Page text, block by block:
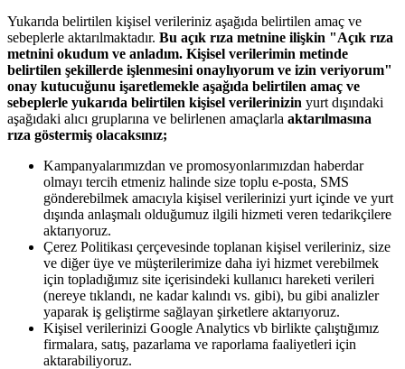
Yukarıda belirtilen kişisel verileriniz aşağıda belirtilen amaç ve
sebeplerle aktarılmaktadır. Bu açık rıza metnine ilişkin "Açık rıza
metnini okudum ve anladım. Kişisel verilerimin metinde
belirtilen şekillerde işlenmesini onaylıyorum ve izin veriyorum"
onay kutucuğunu işaretlemekle aşağıda belirtilen amaç ve
sebeplerle yukarıda belirtilen kişisel verilerinizin yurt dışındaki
aşağıdaki alıcı gruplarına ve belirlenen amaçlarla aktarılmasına
rıza göstermiş olacaksınız;
Kampanyalarımızdan ve promosyonlarımızdan haberdar
olmayı tercih etmeniz halinde size toplu e-posta, SMS
gönderebilmek amacıyla kişisel verilerinizi yurt içinde ve yurt
dışında anlaşmalı olduğumuz ilgili hizmeti veren tedarikçilere
aktarıyoruz.
Çerez Politikası çerçevesinde toplanan kişisel verileriniz, size
ve diğer üye ve müşterilerimize daha iyi hizmet verebilmek
için topladığımız site içerisindeki kullanıcı hareketi verileri
(nereye tıklandı, ne kadar kalındı vs. gibi), bu gibi analizler
yaparak iş geliştirme sağlayan şirketlere aktarıyoruz.
Kişisel verilerinizi Google Analytics vb birlikte çalıştığımız
firmalara, satış, pazarlama ve raporlama faaliyetleri için
aktarabiliyoruz.